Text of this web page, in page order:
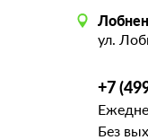
ул.
+7
Без